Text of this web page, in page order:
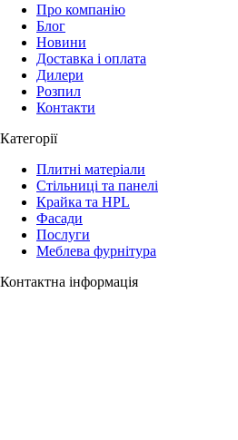
Про компанію
Блог
Новини
Доставка і оплата
Дилери
Розпил
Контакти
Категорії
Плитні матеріали
Стільниці та панелі
Крайка та HPL
Фасади
Послуги
Меблева фурнітура
Контактна інформація